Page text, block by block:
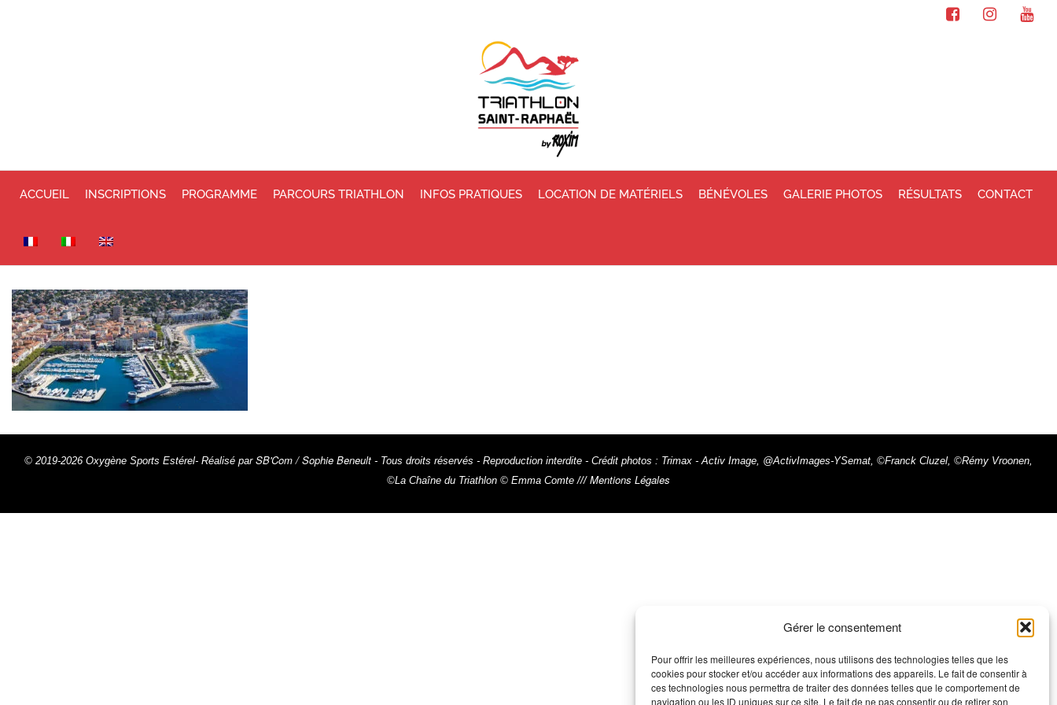
Gérer le consentement
Pour offrir les meilleures expériences, nous utilisons des technologies telles que les
cookies pour stocker et/ou accéder aux informations des appareils. Le fait de consentir à
ces technologies nous permettra de traiter des données telles que le comportement de
navigation ou les ID uniques sur ce site. Le fait de ne pas consentir ou de retirer son
ACCUEIL INSCRIPTIONS PROGRAMME PARCOURS TRIATHLON INFOS PRATIQUES LOCATION DE MATÉRIELS BÉNÉVOLES GALERIE PHOTOS RÉSULTATS CONTACT
© 2019-2026 Oxygène Sports Estérel- Réalisé par SB'Com / Sophie Beneult - Tous droits réservés - Reproduction interdite - Crédit photos : Trimax - Activ Image, @ActivImages-YSemat, ©Franck Cluzel, ©Rémy Vroonen,
©La Chaîne du Triathlon © Emma Comte /// Mentions Légales